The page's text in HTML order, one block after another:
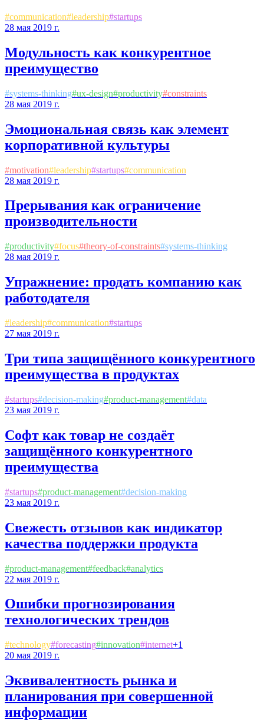
#communication#leadership#startups
28 мая 2019 г.
Модульность как конкурентное
преимущество
#systems-thinking#ux-design#productivity#constraints
28 мая 2019 г.
Эмоциональная связь как элемент
корпоративной культуры
#motivation#leadership#startups#communication
28 мая 2019 г.
Прерывания как ограничение
производительности
#productivity#focus#theory-of-constraints#systems-thinking
28 мая 2019 г.
Упражнение: продать компанию как
работодателя
#leadership#communication#startups
27 мая 2019 г.
Три типа защищённого конкурентного
преимущества в продуктах
#startups#decision-making#product-management#data
23 мая 2019 г.
Софт как товар не создаёт
защищённого конкурентного
преимущества
#startups#product-management#decision-making
23 мая 2019 г.
Свежесть отзывов как индикатор
качества поддержки продукта
#product-management#feedback#analytics
22 мая 2019 г.
Ошибки прогнозирования
технологических трендов
#technology#forecasting#innovation#internet+1
20 мая 2019 г.
Эквивалентность рынка и
планирования при совершенной
информации